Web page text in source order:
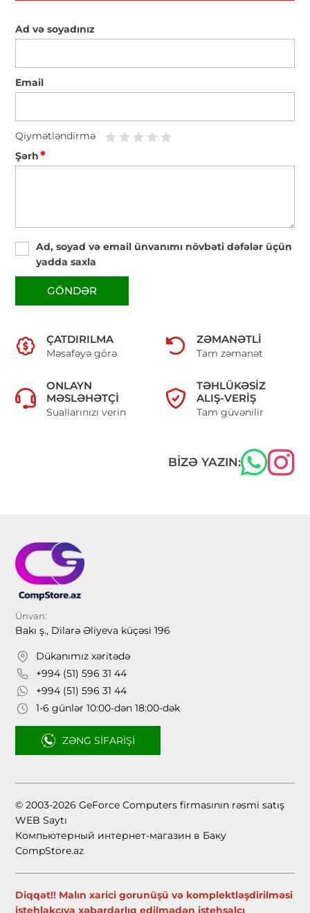
Ad və soyadınız
Email
Qiymətləndirmə
Şərh*
Ad, soyad və email ünvanımı növbəti dəfələr üçün
yadda saxla
GÖNDƏR
ÇATDIRILMA
Məsafəyə görə
ZƏMANƏTLI
Tam zəmanət
ONLAYN
MƏSLƏHƏTÇI
Suallarınızı verin
TƏHLÜKƏSIZ
ALIŞ-VERIŞ
Tam güvənilir
BIZƏ YAZIN:
Ünvan:
Bakı ş., Dilarə Əliyeva küçəsi 196
Dükanımız xəritədə
+994 (51) 596 31 44
+994 (51) 596 31 44
1-6 günlər 10:00-dən 18:00-dək
ZƏNG SIFARIŞI
© 2003-2026 GeForce Computers firmasının rəsmi satış
WEB Saytı
Компьютерный интернет-магазин в Баку
CompStore.az
Diqqət!! Malın xarici gorunüşü və komplektləşdirilməsi
istehlakçıya xəbərdarlıq edilmədən istehsalçı